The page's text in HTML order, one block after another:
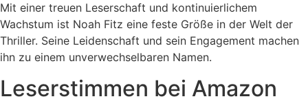
Mit einer treuen Leserschaft und kontinuierlichem
Wachstum ist Noah Fitz eine feste Größe in der Welt der
Thriller. Seine Leidenschaft und sein Engagement machen
ihn zu einem unverwechselbaren Namen.
Leserstimmen bei Amazon